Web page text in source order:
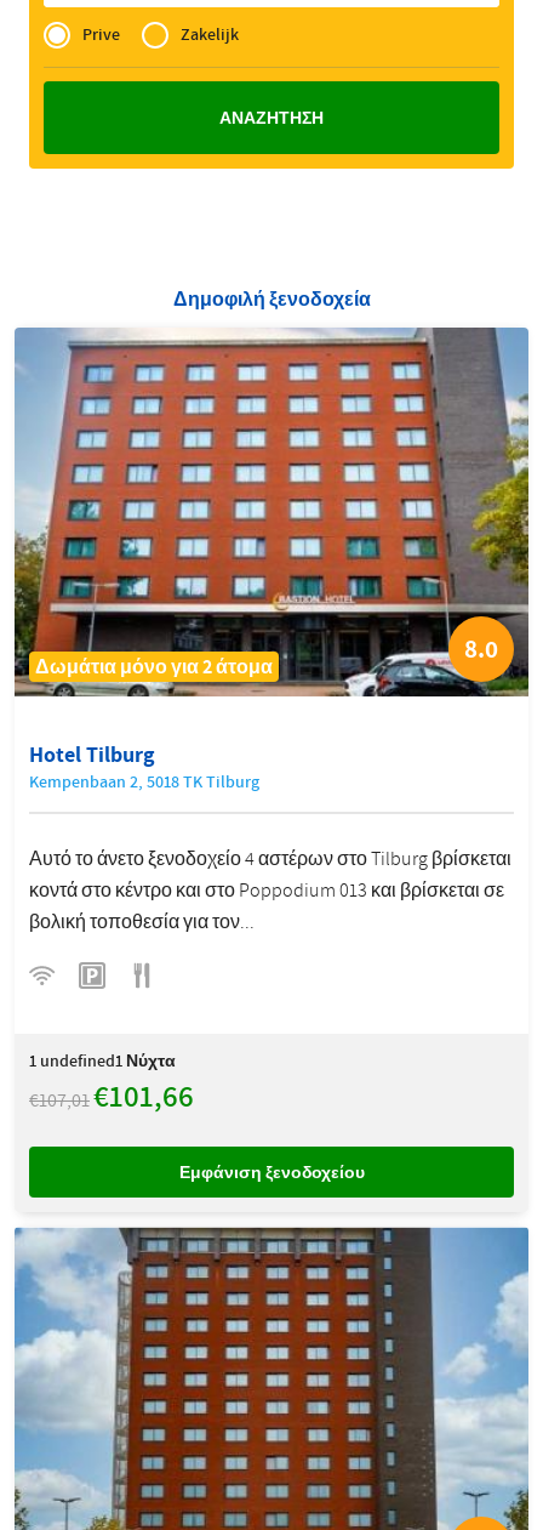
Privé
of
Zakelijk
Prive Zakelijk
Δημοφιλή ξενοδοχεία
Δωμάτια μόνο για 2 άτομα
8.0
Hotel Tilburg
Kempenbaan 2, 5018 TK Tilburg
Αυτό το άνετο ξενοδοχείο 4 αστέρων στο Tilburg βρίσκεται
κοντά στο κέντρο και στο Poppodium 013 και βρίσκεται σε
βολική τοποθεσία για τον...
1 undefined1 Νύχτα
€107,01€101,66
Εμφάνιση ξενοδοχείου